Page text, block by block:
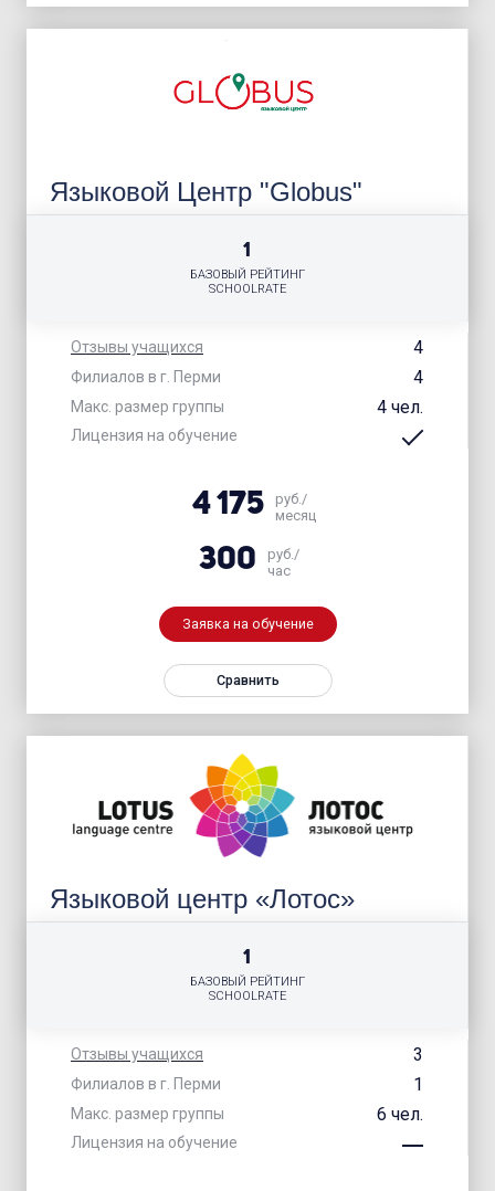
Языковой Центр "Globus"
Отзывы учащихся 4
Филиалов в г. Перми 4
Макс. размер группы 4 чел.
Лицензия на обучение
1
БАЗОВЫЙ РЕЙТИНГ
SCHOOLRATE
4 175
руб./
месяц
300
руб./
час
Заявка на обучение
Сравнить
Языковой центр «Лотос»
Отзывы учащихся 3
Филиалов в г. Перми 1
Макс. размер группы 6 чел.
Лицензия на обучение
1
БАЗОВЫЙ РЕЙТИНГ
SCHOOLRATE